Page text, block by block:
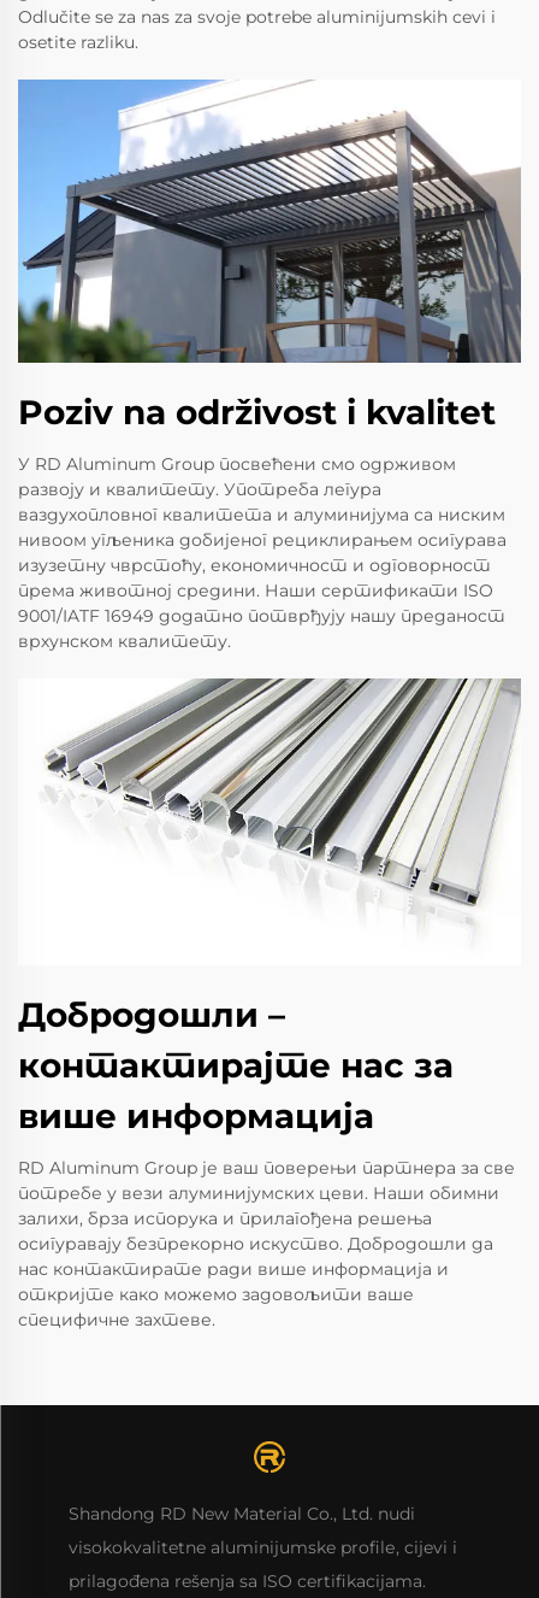
Odlučite se za nas za svoje potrebe aluminijumskih cevi i
osetite razliku.
Poziv na održivost i kvalitet
У RD Aluminum Group посвећени смо одрживом
развоју и квалитету. Употреба легура
ваздухопловног квалитета и алуминијума са ниским
нивоом угљеника добијеног рециклирањем осигурава
изузетну чврстоћу, економичност и одговорност
према животној средини. Наши сертификати ISO
9001/IATF 16949 додатно потврђују нашу преданост
врхунском квалитету.
Добродошли –
контактирајте нас за
више информација
RD Aluminum Group је ваш поверењи партнера за све
потребе у вези алуминијумских цеви. Наши обимни
залихи, брза испорука и прилагођена решења
осигуравају безпрекорно искуство. Добродошли да
нас контактирате ради више информација и
откријте како можемо задовољити ваше
специфичне захтеве.
Shandong RD New Material Co., Ltd. nudi
visokokvalitetne aluminijumske profilе, cijevi i
prilagođena rešenja sa ISO certifikacijama.